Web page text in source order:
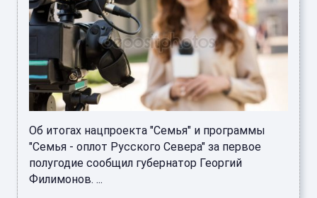
Об итогах нацпроекта "Семья" и программы
"Семья - оплот Русского Севера" за первое
полугодие сообщил губернатор Георгий
Филимонов. ...